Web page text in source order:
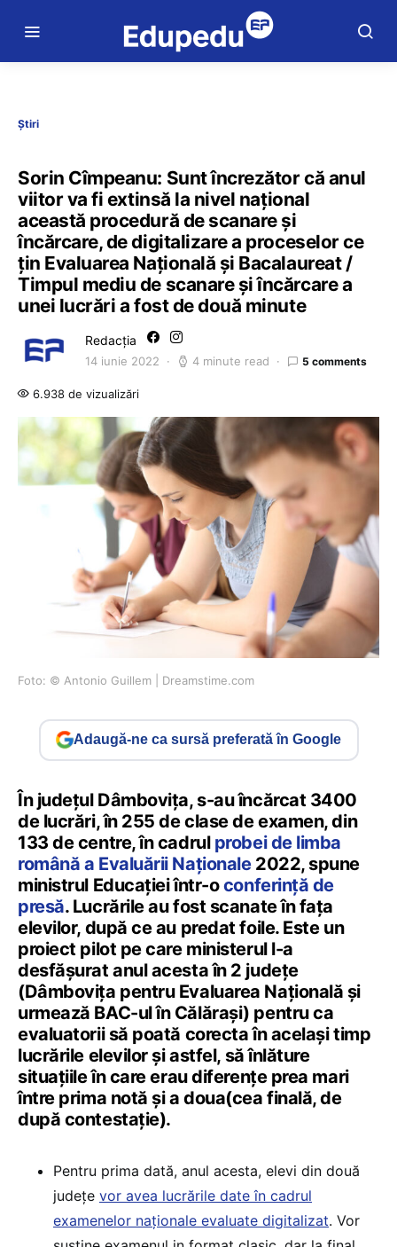
Știri
Sorin Cîmpeanu: Sunt încrezător că anul
viitor va fi extinsă la nivel național
această procedură de scanare și
încărcare, de digitalizare a proceselor ce
țin Evaluarea Națională și Bacalaureat /
Timpul mediu de scanare și încărcare a
unei lucrări a fost de două minute
Redacția
14 iunie 2022 4 minute read 5 comments
6.938 de vizualizări
Foto: © Antonio Guillem | Dreamstime.com
Adaugă-ne ca sursă preferată în Google
În județul Dâmbovița, s-au încărcat 3400
de lucrări, în 255 de clase de examen, din
133 de centre, în cadrul probei de limba
română a Evaluării Naționale2022, spune
ministrul Educației într-oconferință de
presă. Lucrările au fost scanate în fața
elevilor, după ce au predat foile. Este un
proiect pilot pe care ministerul l-a
desfășurat anul acesta în 2 județe
(Dâmbovița pentru Evaluarea Națională și
urmează BAC-ul în Călărași) pentru ca
evaluatorii să poată corecta în același timp
lucrările elevilor și astfel, să înlăture
situațiile în care erau diferențe prea mari
între prima notă și a doua(cea finală, de
după contestație).
Pentru prima dată, anul acesta, elevi din două
județe vor avea lucrările date în cadrul
examenelor naționale evaluate digitalizat. Vor